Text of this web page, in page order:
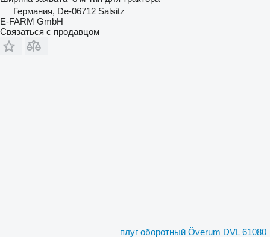
Германия, De-06712 Salsitz
E-FARM GmbH
Связаться с продавцом
плуг оборотный Överum DVL 61080